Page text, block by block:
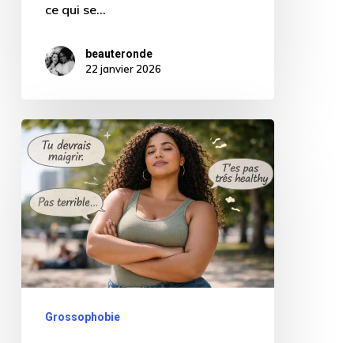
ce qui se…
beauteronde
22 janvier 2026
Comment
gérer
critiques
corporelles
et
répondre
Grossophobie